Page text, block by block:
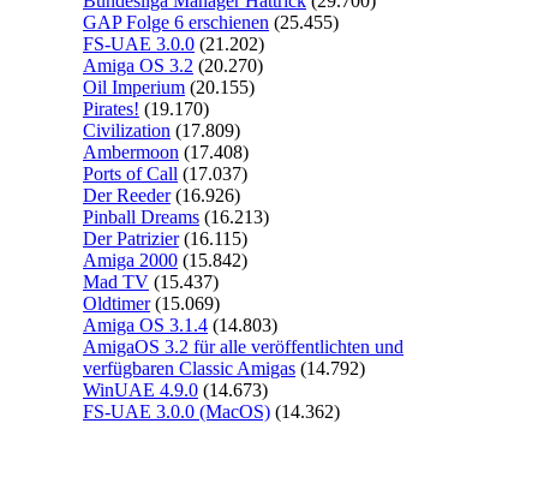
GAP Folge 6 erschienen (25.455)
FS-UAE 3.0.0 (21.202)
Amiga OS 3.2 (20.270)
Oil Imperium (20.155)
Pirates! (19.170)
Civilization (17.809)
Ambermoon (17.408)
Ports of Call (17.037)
Der Reeder (16.926)
Pinball Dreams (16.213)
Der Patrizier (16.115)
Amiga 2000 (15.842)
Mad TV (15.437)
Oldtimer (15.069)
Amiga OS 3.1.4 (14.803)
AmigaOS 3.2 für alle veröffentlichten und
verfügbaren Classic Amigas (14.792)
WinUAE 4.9.0 (14.673)
FS-UAE 3.0.0 (MacOS) (14.362)